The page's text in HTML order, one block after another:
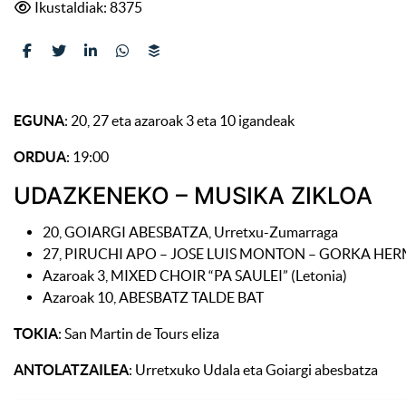
Ikustaldiak: 8375
EGUNA: 20, 27 eta azaroak 3 eta 10 igandeak
ORDUA: 19:00
UDAZKENEKO – MUSIKA ZIKLOA
20, GOIARGI ABESBATZA, Urretxu-Zumarraga
27, PIRUCHI APO – JOSE LUIS MONTON – GORKA
Azaroak 3, MIXED CHOIR “PA SAULEI” (Letonia)
Azaroak 10, ABESBATZ TALDE BAT
TOKIA: San Martin de Tours eliza
ANTOLATZAILEA: Urretxuko Udala eta Goiargi abesbatza